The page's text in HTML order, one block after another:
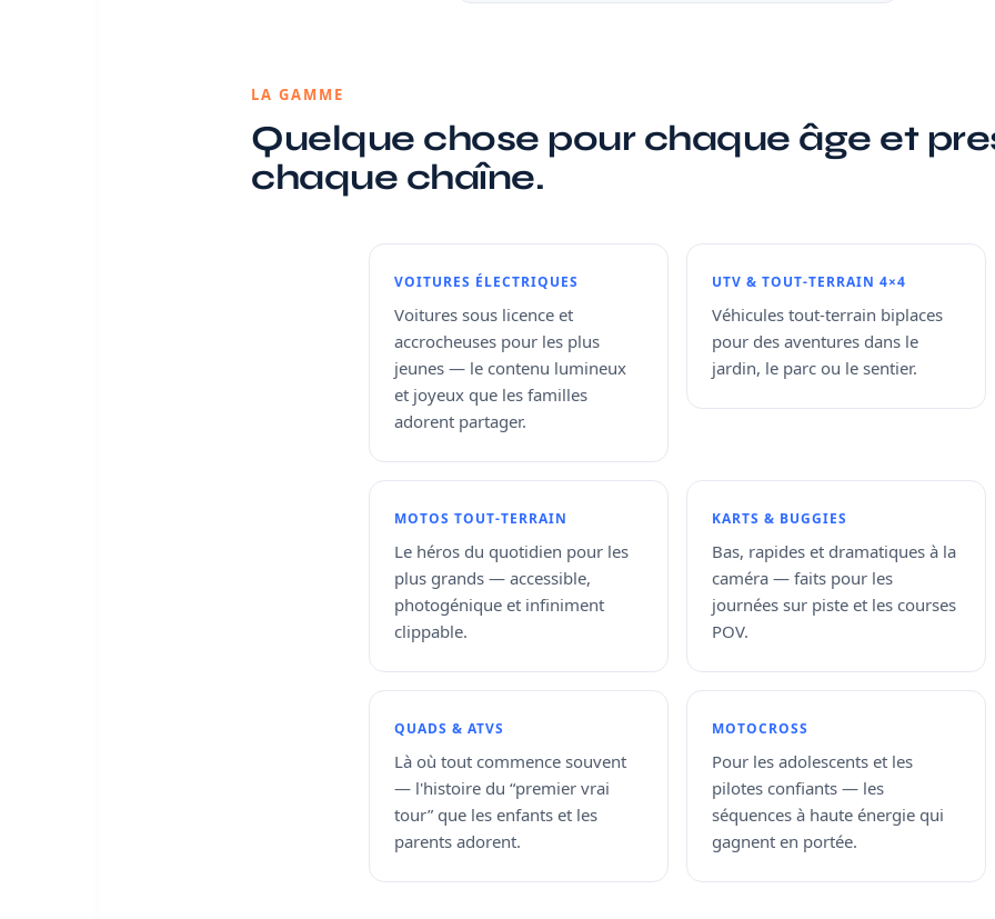
LA GAMME
Quelque chose pour chaque âge et
chaque chaîne.
VOITURES ÉLECTRIQUES
Voitures sous licence et
accrocheuses pour les plus
jeunes — le contenu lumineux
et joyeux que les familles
adorent partager.
UTV & TOUT-TERRAIN 4×4
Véhicules tout-terrain biplaces
pour des aventures dans le
jardin, le parc ou le sentier.
MOTOS TOUT-TERRAIN
Le héros du quotidien pour les
plus grands — accessible,
photogénique et infiniment
clippable.
KARTS & BUGGIES
Bas, rapides et dramatiques à la
caméra — faits pour les
journées sur piste et les courses
POV.
QUADS & ATVS
Là où tout commence souvent
— l'histoire du “premier vrai
tour” que les enfants et les
parents adorent.
MOTOCROSS
Pour les adolescents et les
pilotes confiants — les
séquences à haute énergie qui
gagnent en portée.